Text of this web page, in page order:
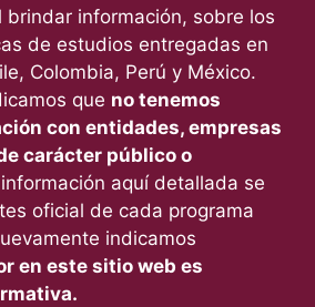
brindar información, sobre los
de estudios entregadas en
Colombia, Perú y México.
que no tenemos
con entidades, empresas
carácter público o
aquí detallada se
oficial de cada programa
indicamos
en este sitio web es